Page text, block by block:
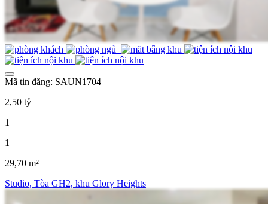
Mã tin đăng: SAUN1704
2,50 tỷ
1
1
29,70 m²
Studio, Tòa GH2, khu Glory Heights